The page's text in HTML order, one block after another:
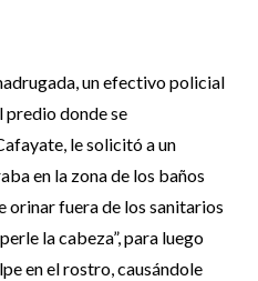
un efectivo policial
predio donde se
le solicitó a un
en la zona de los baños
orinar fuera de los sanitarios
la cabeza”, para luego
en el rostro, causándole